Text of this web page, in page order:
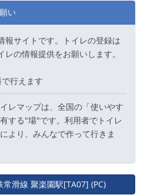
い
報サイトです。トイレの登録は
の情報提供をお願いします。
行えます
レマップは、全国の「使いやす
する"場"です。利用者でトイレ
より、みんなで作って行きま
滑線 聚楽園駅[TA07] (PC)